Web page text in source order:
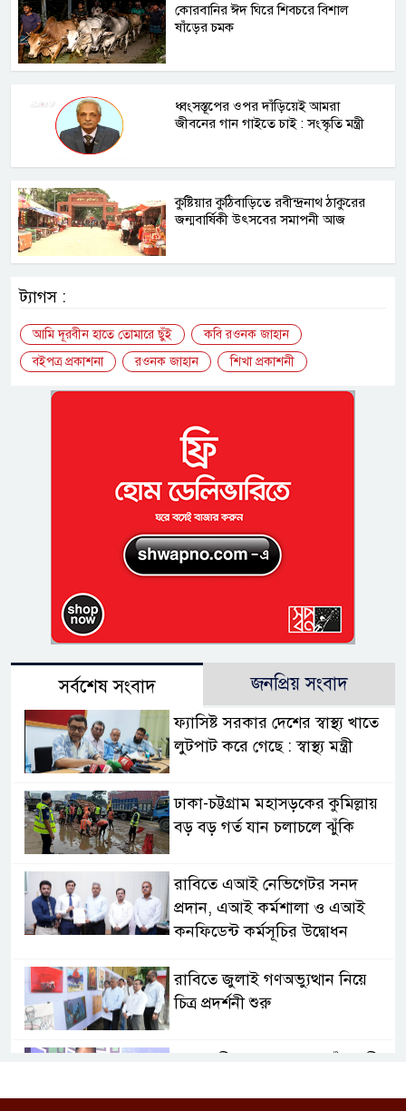
কোরবানির ঈদ ঘিরে শিবচরে বিশাল
ষাঁড়ের চমক
ধ্বংসস্তূপের ওপর দাঁড়িয়েই আমরা
জীবনের গান গাইতে চাই : সংস্কৃতি মন্ত্রী
কুষ্টিয়ার কুঠিবাড়িতে রবীন্দ্রনাথ ঠাকুরের
জন্মবার্ষিকী উৎসবের সমাপনী আজ
ট্যাগস :
আমি দূরবীন হাতে তোমারে ছুঁই
কবি রওনক জাহান
বইপত্র প্রকাশনা
রওনক জাহান শিখা প্রকাশনী
সর্বশেষ সংবাদ জনপ্রিয় সংবাদ
ফ্যাসিষ্ট সরকার দেশের স্বাস্থ্য খাতে
লুটপাট করে গেছে : স্বাস্থ্য মন্ত্রী
ঢাকা-চট্টগ্রাম মহাসড়কের কুমিল্লায়
বড় বড় গর্ত যান চলাচলে ঝুঁকি
রাবিতে এআই নেভিগেটর সনদ
প্রদান, এআই কর্মশালা ও এআই
কনফিডেন্ট কর্মসূচির উদ্বোধন
রাবিতে জুলাই গণঅভ্যুত্থান নিয়ে
চিত্র প্রদর্শনী শুরু